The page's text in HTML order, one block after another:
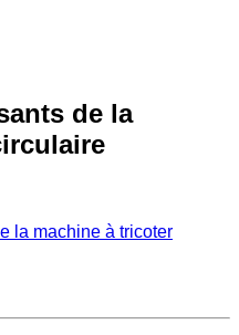
de la
la machine à tricoter